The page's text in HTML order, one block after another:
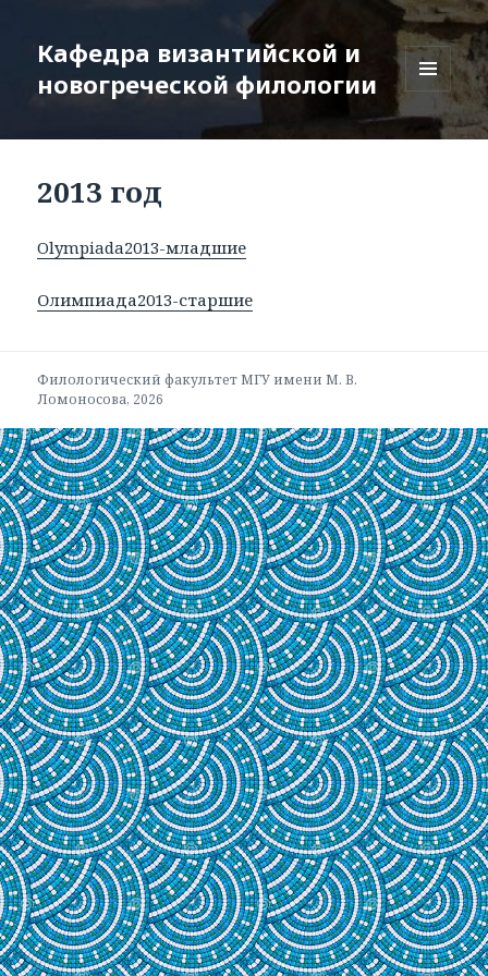
Кафедра византийской и
новогреческой филологии
И
ВИДЖЕТЫ
2013 год
Olympiada2013-младшие
Олимпиада2013-старшие
Филологический факультет МГУ имени М. В.
Ломоносова, 2026